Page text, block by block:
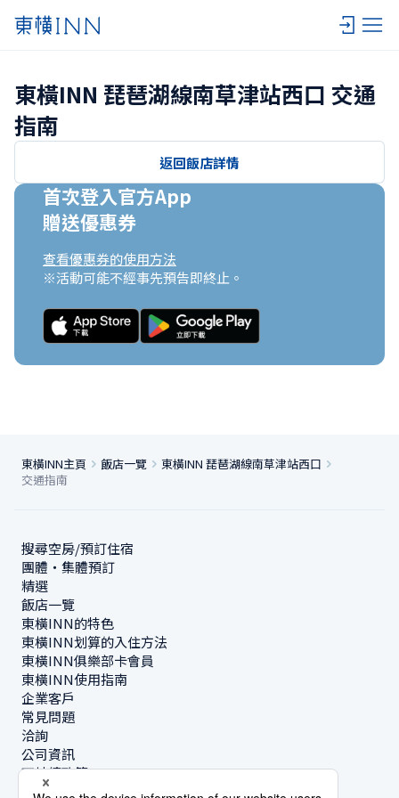
東橫INN 琵琶湖線南草津站西口 交通
指南
返回飯店詳情
首次登入官方App
贈送優惠券
查看優惠券的使用方法
※活動可能不經事先預告即終止。
東橫INN主頁 飯店一覽
東橫INN 琵琶湖線南草津站西口
交通指南
搜尋空房/預訂住宿
團體・集體預訂
精選
飯店一覽
東橫INN的特色
東橫INN划算的入住方法
東橫INN俱樂部卡會員
東橫INN使用指南
企業客戶
常見問題
洽詢
公司資訊
可持續政策